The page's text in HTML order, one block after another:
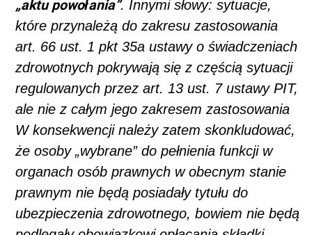
„aktu powołania”. Innymi słowy: sytuacje,
które przynależą do zakresu zastosowania
art. 66 ust. 1 pkt 35a ustawy o świadczeniach
zdrowotnych pokrywają się z częścią sytuacji
regulowanych przez art. 13 ust. 7 ustawy PIT,
ale nie z całym jego zakresem zastosowania
W konsekwencji należy zatem skonkludować,
że osoby „wybrane” do pełnienia funkcji w
organach osób prawnych w obecnym stanie
prawnym nie będą posiadały tytułu do
ubezpieczenia zdrowotnego, bowiem nie będą